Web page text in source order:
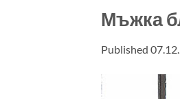
Мъжка
Published